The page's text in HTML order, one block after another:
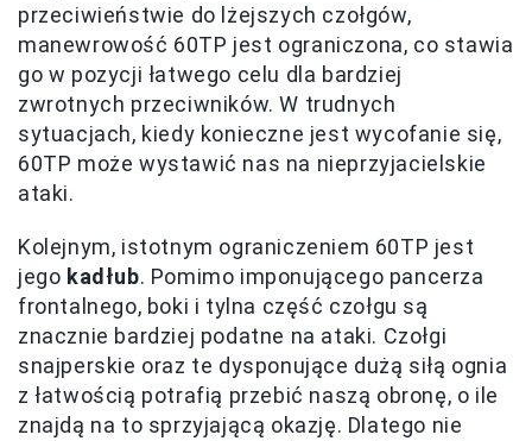
przeciwieństwie do lżejszych czołgów,
manewrowość 60TP jest ograniczona, co stawia
go w pozycji łatwego celu dla bardziej
zwrotnych przeciwników. W trudnych
sytuacjach, kiedy konieczne jest wycofanie się,
60TP może wystawić nas na nieprzyjacielskie
ataki.
Kolejnym, istotnym ograniczeniem 60TP jest
jego kadłub. Pomimo imponującego pancerza
frontalnego, boki i tylna część czołgu są
znacznie bardziej podatne na ataki. Czołgi
snajperskie oraz te dysponujące dużą siłą ognia
z łatwością potrafią przebić naszą obronę, o ile
znajdą na to sprzyjającą okazję. Dlatego nie